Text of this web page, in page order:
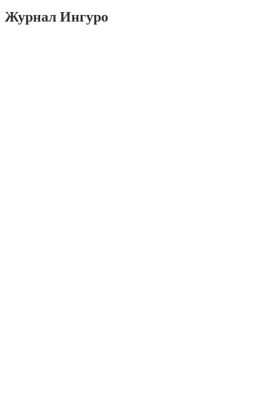
Журнал Ингуро